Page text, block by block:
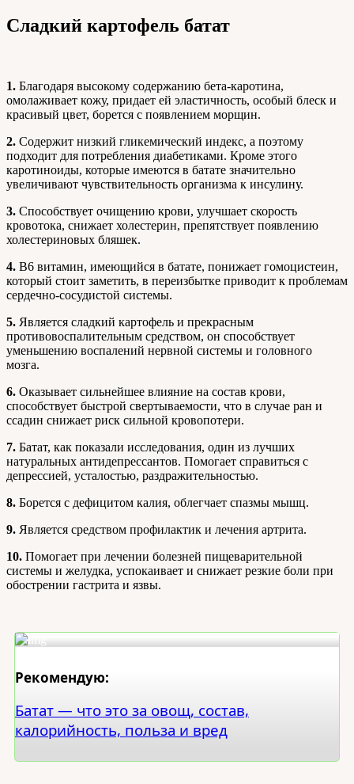
Сладкий картофель батат
1. Благодаря высокому содержанию бета-каротина,
омолаживает кожу, придает ей эластичность, особый блеск и
красивый цвет, борется с появлением морщин.
2. Содержит низкий гликемический индекс, а поэтому
подходит для потребления диабетиками. Кроме этого
каротиноиды, которые имеются в батате значительно
увеличивают чувствительность организма к инсулину.
3. Способствует очищению крови, улучшает скорость
кровотока, снижает холестерин, препятствует появлению
холестериновых бляшек.
4. В6 витамин, имеющийся в батате, понижает гомоцистеин,
который стоит заметить, в переизбытке приводит к проблемам
сердечно-сосудистой системы.
5. Является сладкий картофель и прекрасным
противовоспалительным средством, он способствует
уменьшению воспалений нервной системы и головного
мозга.
6. Оказывает сильнейшее влияние на состав крови,
способствует быстрой свертываемости, что в случае ран и
ссадин снижает риск сильной кровопотери.
7. Батат, как показали исследования, один из лучших
натуральных антидепрессантов. Помогает справиться с
депрессией, усталостью, раздражительностью.
8. Борется с дефицитом калия, облегчает спазмы мышц.
9. Является средством профилактик и лечения артрита.
10. Помогает при лечении болезней пищеварительной
системы и желудка, успокаивает и снижает резкие боли при
обострении гастрита и язвы.
Рекомендую:
Батат — что это за овощ, состав,
калорийность, польза и вред